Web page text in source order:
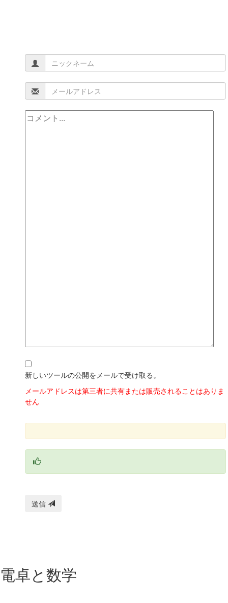
新しいツールの公開をメールで受け取る。
メールアドレスは第三者に共有または販売されることはありま
せん
送信
電卓と数学